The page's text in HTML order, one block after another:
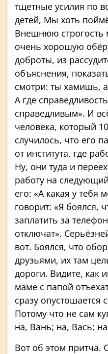
тщетные усилия по
детей, Мы хоть
Внешнюю строгость
очень хорошую
доброты, из
объяснения,
смотри: ты хамишь,
А где
справедливым». И
человека, который
случилось, что его
от института, где
Ну, они туда и
работу на
его: «А какая у тебя
говорит: «Я боялся,
заплатить за
отключат».
вот. Боялся, что
друзьями, их там
дороги. Видите, как
маме с папой
сразу
Потому что не сам
на, Вань; на, Вась;
Вот об этом притча.